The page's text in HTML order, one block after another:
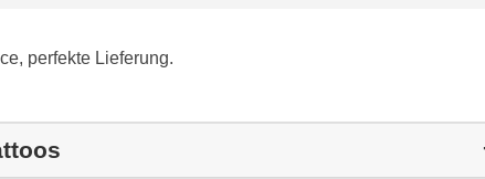
perfekte Lieferung.